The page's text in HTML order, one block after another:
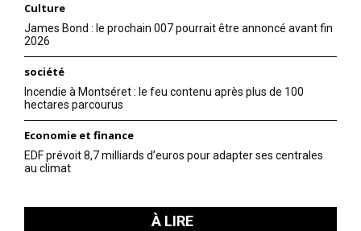
Culture
James Bond : le prochain 007 pourrait être annoncé avant fin
2026
société
Incendie à Montséret : le feu contenu après plus de 100
hectares parcourus
Economie et finance
EDF prévoit 8,7 milliards d’euros pour adapter ses centrales
au climat
À LIRE